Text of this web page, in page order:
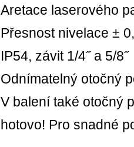
Aretace laserového
Přesnost nivelace ±
IP54, závit 1/4˝ a 5/8˝
Odnímatelný otočný
V balení také otočný
hotovo! Pro snadné